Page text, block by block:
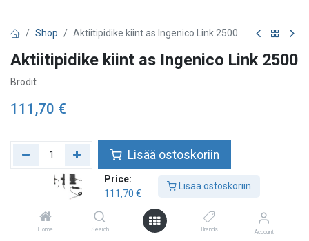
Price:
111,70 €
Lisää ostoskoriin
Home Search Brands Account
Shop Aktiitipidike kiint as Ingenico Link 2500
Aktiitipidike kiint as Ingenico Link 2500
Brodit
111,70 €
Lisää ostoskoriin
Lisää toivelistalle